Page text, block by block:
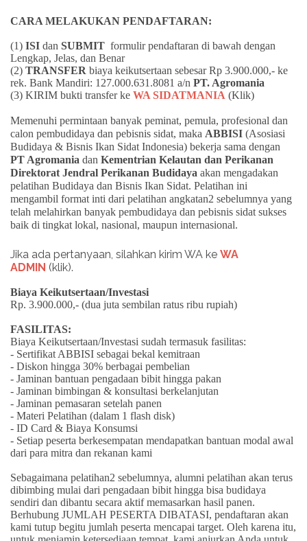
CARA MELAKUKAN PENDAFTARAN:
(1) ISI dan SUBMIT formulir pendaftaran di bawah dengan
Lengkap, Jelas, dan Benar
(2) TRANSFER biaya keikutsertaan sebesar Rp 3.900.000,- ke
rek. Bank Mandiri: 127.000.631.8081 a/n PT. Agromania
(3) KIRIM bukti transfer ke WA SIDATMANIA (Klik)
Memenuhi permintaan banyak peminat, pemula, profesional dan
calon pembudidaya dan pebisnis sidat, maka ABBISI (Asosiasi
Budidaya & Bisnis Ikan Sidat Indonesia) bekerja sama dengan
PT Agromania dan Kementrian Kelautan dan Perikanan
Direktorat Jendral Perikanan Budidaya akan mengadakan
pelatihan Budidaya dan Bisnis Ikan Sidat. Pelatihan ini
mengambil format inti dari pelatihan angkatan2 sebelumnya yang
telah melahirkan banyak pembudidaya dan pebisnis sidat sukses
baik di tingkat lokal, nasional, maupun internasional.
Jika ada pertanyaan, silahkan kirim WA ke WA
ADMIN (klik).
Biaya Keikutsertaan/Investasi
Rp. 3.900.000,- (dua juta sembilan ratus ribu rupiah)
FASILITAS:
Biaya Keikutsertaan/Investasi sudah termasuk fasilitas:
- Sertifikat ABBISI sebagai bekal kemitraan
- Diskon hingga 30% berbagai pembelian
- Jaminan bantuan pengadaan bibit hingga pakan
- Jaminan bimbingan & konsultasi berkelanjutan
- Jaminan pemasaran setelah panen
- Materi Pelatihan (dalam 1 flash disk)
- ID Card & Biaya Konsumsi
- Setiap peserta berkesempatan mendapatkan bantuan modal awal
dari para mitra dan rekanan kami
Sebagaimana pelatihan2 sebelumnya, alumni pelatihan akan terus
dibimbing mulai dari pengadaan bibit hingga bisa budidaya
sendiri dan dibantu secara aktif memasarkan hasil panen.
Berhubung JUMLAH PESERTA DIBATASI, pendaftaran akan
kami tutup begitu jumlah peserta mencapai target. Oleh karena itu,